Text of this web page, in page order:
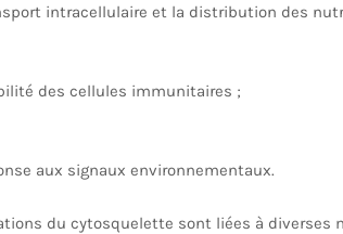
intracellulaire et la distribution des
des cellules immunitaires ;
aux signaux environnementaux.
du cytosquelette sont liées à diverses